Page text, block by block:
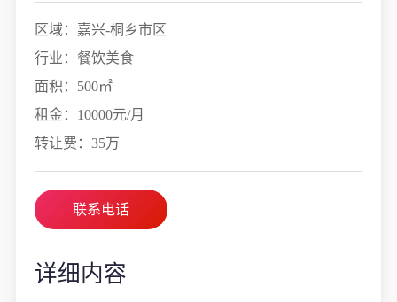
区域：嘉兴-桐乡市区
行业：餐饮美食
面积：500㎡
租金：10000元/月
转让费：35万
联系电话
详细内容